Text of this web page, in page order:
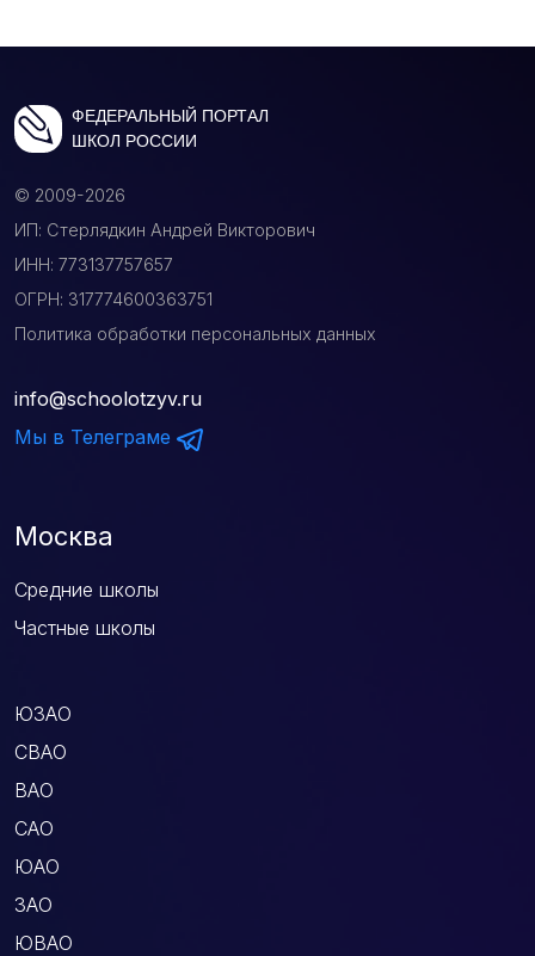
ФЕДЕРАЛЬНЫЙ ПОРТАЛ
ШКОЛ РОССИИ
© 2009-2026
ИП: Стерлядкин Андрей Викторович
ИНН: 773137757657
ОГРН: 317774600363751
Политика обработки персональных данных
info@schoolotzyv.ru
Мы в Телеграме
Москва
Средние школы
Частные школы
ЮЗАО
СВАО
ВАО
САО
ЮАО
ЗАО
ЮВАО